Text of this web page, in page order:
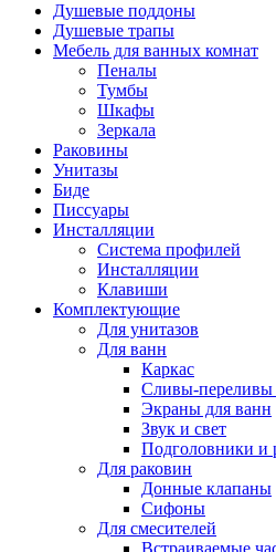
Душевые поддоны
Душевые трапы
Мебель для ванных комнат
Пеналы
Тумбы
Шкафы
Зеркала
Раковины
Унитазы
Биде
Писсуары
Инсталляции
Система профилей
Инсталляции
Клавиши
Комплектующие
Для унитазов
Для ванн
Каркас
Сливы-
Экраны для ванн
Звук и свет
Подголовники и
Для раковин
Донные клапаны
Сифоны
Для смесителей